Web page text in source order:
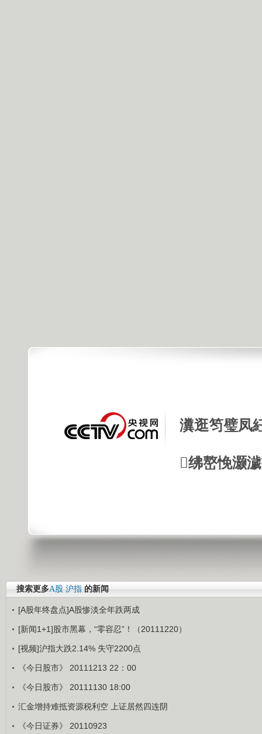
瀵逛笉璧凤
绋嶅悗灏
搜索更多A股 沪指 的新闻
[A股年终盘点]A股惨淡全年跌两成
[新闻1+1]股市黑幕，“零容忍”！（20111220）
[视频]沪指大跌2.14% 失守2200点
《今日股市》 20111213 22：00
《今日股市》 20111130 18:00
汇金增持难抵资源税利空 上证居然四连阴
《今日证券》 20110923